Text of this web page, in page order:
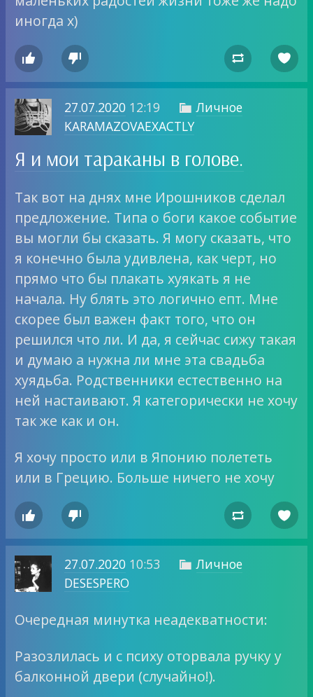
иногда х)
   
27.07.202012:19  Личное
KARAMAZOVAEXACTLY
Я и мои тараканы в голове.
Так вот на днях мне Ирошников сделал
предложение. Типа о боги какое событие
вы могли бы сказать. Я могу сказать, что
я конечно была удивлена, как черт, но
прямо что бы плакать хуякать я не
начала. Ну блять это логично епт. Мне
скорее был важен факт того, что он
решился что ли. И да, я сейчас сижу такая
и думаю а нужна ли мне эта свадьба
хуядьба. Родственники естественно на
ней настаивают. Я категорически не хочу
так же как и он.
Я хочу просто или в Японию полететь
или в Грецию. Больше ничего не хочу
   
27.07.202010:53  Личное
DESESPERO
Очередная минутка неадекватности:
Разозлилась и с психу оторвала ручку у
балконной двери (случайно!).